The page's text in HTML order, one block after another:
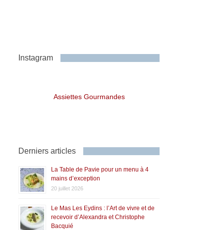
Instagram
Assiettes Gourmandes
Derniers articles
La Table de Pavie pour un menu à 4
mains d’exception
20 juillet 2026
Le Mas Les Eydins : l’Art de vivre et de
recevoir d’Alexandra et Christophe
Bacquié